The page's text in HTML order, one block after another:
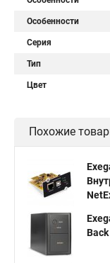
Особенности
Серия
Тип
Цвет
Похожие
Back